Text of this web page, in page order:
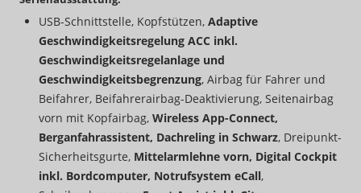
USB-Schnittstelle, Kopfstützen, Adaptive
Geschwindigkeitsregelung ACC inkl.
Geschwindigkeitsregelanlage und
Geschwindigkeitsbegrenzung, Airbag für Fahrer und
Beifahrer, Beifahrerairbag-Deaktivierung, Seitenairbag
vorn mit Kopfairbag, Wireless App-Connect,
Berganfahrassistent, Dachreling in Schwarz, Dreipunkt-
Sicherheitsgurte, Mittelarmlehne vorn, Digital Cockpit
inkl. Bordcomputer, Notrufsystem eCall,